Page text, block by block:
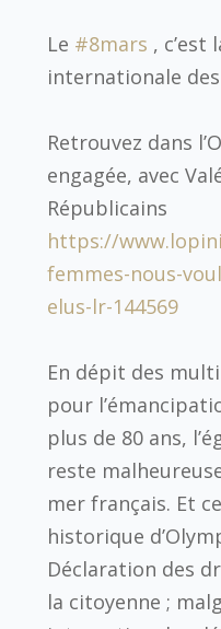
Le #8mars , c’est
internationale
Retrouvez dans
engagée, avec
Républicains
https://
femmes-nous-
elus-lr-144569
En dépit des
pour
plus de 80 ans,
reste
mer français. Et
historique
Déclaration des
la citoyenne ;